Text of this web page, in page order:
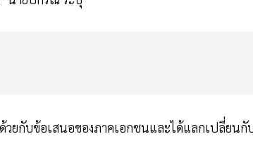
ยกับข้อเสนอของภาคเอกชนและได้แลกเปลี่ยน